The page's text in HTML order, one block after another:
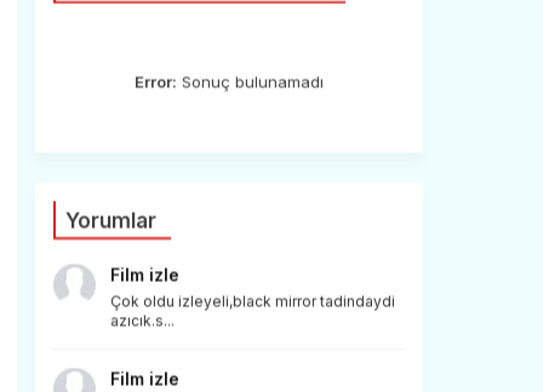
Error: Sonuç bulunamadı
Yorumlar
Film izle
Çok oldu izleyeli,black mirror tadindaydi
azıcık.s...
Film izle